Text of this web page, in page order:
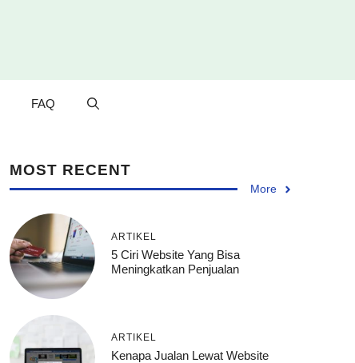
FAQ
MOST RECENT
More
ARTIKEL
5 Ciri Website Yang Bisa
Meningkatkan Penjualan
ARTIKEL
Kenapa Jualan Lewat Website